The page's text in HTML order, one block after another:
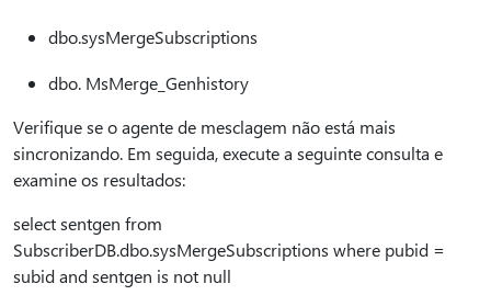
dbo.sysMergeSubscriptions
dbo. MsMerge_Genhistory
Verifique se o agente de mesclagem não está mais
sincronizando. Em seguida, execute a seguinte consulta e
examine os resultados:
select sentgen from
SubscriberDB.dbo.sysMergeSubscriptions where pubid =
subid and sentgen is not null